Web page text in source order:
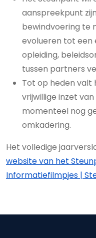
aanspreekpunt
bewindvoering te
evolueren tot
opleiding,
tussen partners
Tot op heden valt
vrijwillige inzet
momenteel nog
omkadering.
Het volledige
website van het
Informatiefilmpjes |